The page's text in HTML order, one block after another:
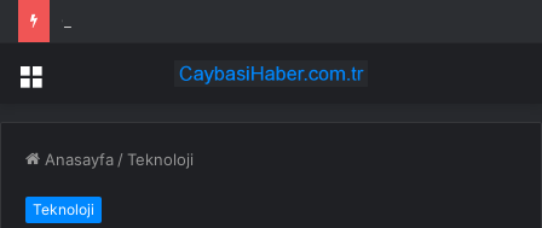
Otomotiv ihracatı temmuzda 3,6 milyar dolar
Menü
Anasayfa /Teknoloji
Teknoloji